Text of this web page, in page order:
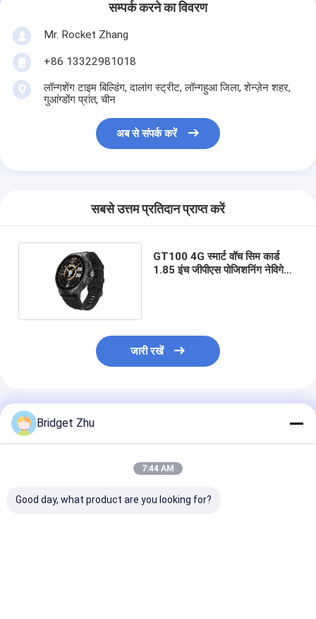
सम्पर्क करने का विवरण
Mr. Rocket Zhang
+86 13322981018
लॉन्गशेंग टाइम बिल्डिंग, दालांग स्ट्रीट, लॉन्गहुआ जिला, शेन्ज़ेन शहर,
गुआंग्डोंग प्रांत, चीन
अब से संपर्क करें
सबसे उत्तम प्रतिदान प्राप्त करें
GT100 4G स्मार्ट वॉच सिम कार्ड
1.85 इंच जीपीएस पोजिशनिंग नेविगेशन
जारी रखें
अनुशंसित उत्पाद
Bridget Zhu
7:44 AM
Good day, what product are you looking for?